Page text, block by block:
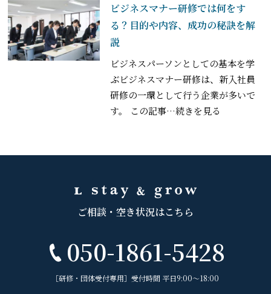
ビジネスマナー研修では何をす
る？目的や内容、成功の秘訣を解
説
ビジネスパーソンとしての基本を学
ぶビジネスマナー研修は、新入社員
研修の一環として行う企業が多いで
す。 この記事…続きを見る
ご相談・空き状況はこちら
050-1861-5428
［研修・団体受付専用］受付時間 平日9:00〜18:00